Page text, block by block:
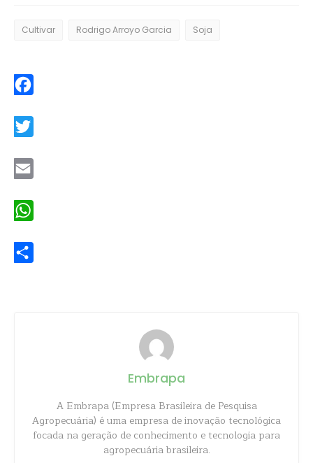
Cultivar Rodrigo Arroyo Garcia Soja
Embrapa
A Embrapa (Empresa Brasileira de Pesquisa
Agropecuária) é uma empresa de inovação tecnológica
focada na geração de conhecimento e tecnologia para
agropecuária brasileira.